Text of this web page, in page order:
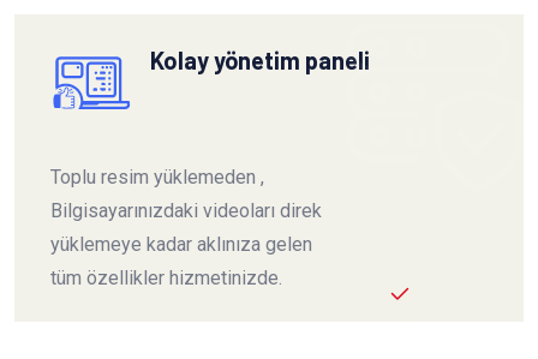
Kolay yönetim paneli
Toplu resim yüklemeden ,
Bilgisayarınızdaki videoları direk
yüklemeye kadar aklınıza gelen
tüm özellikler hizmetinizde.